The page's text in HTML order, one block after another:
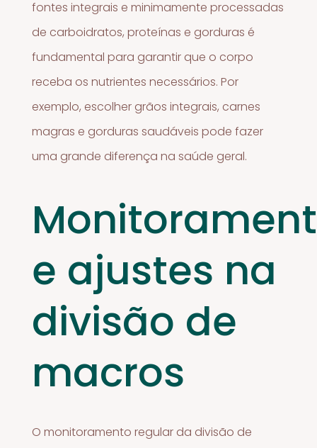
fontes integrais e minimamente processadas
de carboidratos, proteínas e gorduras é
fundamental para garantir que o corpo
receba os nutrientes necessários. Por
exemplo, escolher grãos integrais, carnes
magras e gorduras saudáveis pode fazer
uma grande diferença na saúde geral.
e ajustes na
divisão de
macros
O monitoramento regular da divisão de